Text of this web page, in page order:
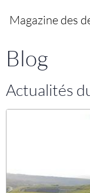
Magazine des
Blog
Actualités